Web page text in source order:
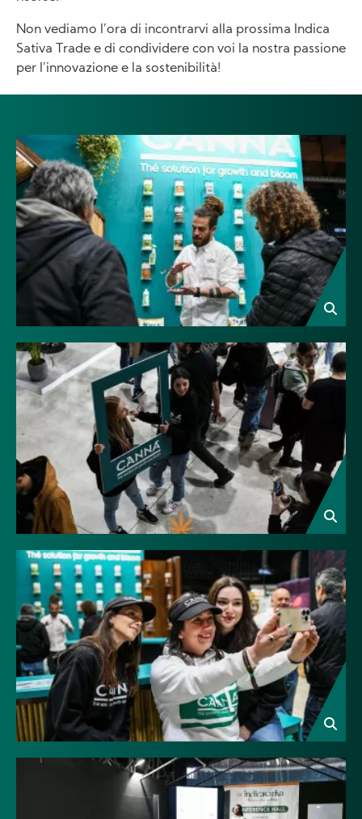
Non vediamo l’ora di incontrarvi alla prossima Indica
Sativa Trade e di condividere con voi la nostra passione
per l’innovazione e la sostenibilità!
Image
Image
Image